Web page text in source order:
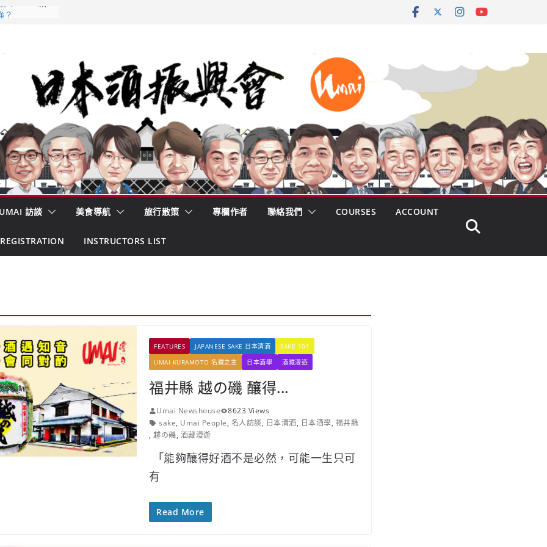
！𝟳𝟵𝟯 款
山形純米大
き上手
定一覽表
訪談 美食導航 旅行散策 專欄作者 聯絡我們 COURSES ACCOUNT
INSTRUCTORS LIST
FEATURES JAPANESE SAKE 日本清酒
SAKE 101
UMAI KURAMOTO 名藏之主
日本酒學 酒藏漫遊
福井縣 越の磯 釀得...
Umai Newshouse
8623 Views
sake, Umai People, 名人訪談, 日本清酒, 日本酒學, 福井縣
, 越の磯, 酒藏漫遊
「能夠釀得好酒不是必然，可能一生只可
有
Read More